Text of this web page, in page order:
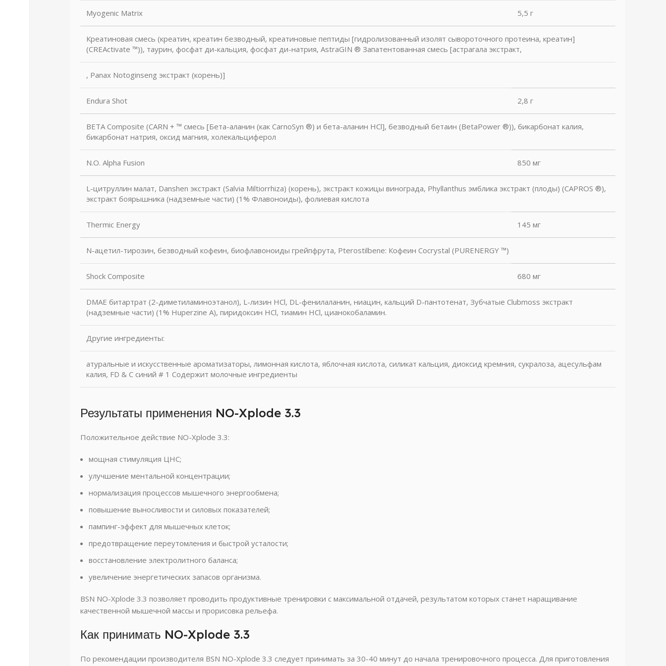
Myogenic Matrix 5,5 г
Креатиновая смесь (креатин, креатин безводный, креатиновые пептиды [гидролизованный изолят сывороточного протеина, креатин]
(CREActivate ™)), таурин, фосфат ди-кальция, фосфат ди-натрия, AstraGIN ® Запатентованная смесь [астрагала экстракт,
, Panax Notoginseng экстракт (корень)]
Endura Shot 2,8 г
BETA Composite (CARN + ™ смесь [Бета-аланин (как CarnoSyn ®) и бета-аланин HCl], безводный бетаин (BetaPower ®)), бикарбонат калия,
бикарбонат натрия, оксид магния, холекальциферол
N.O. Alpha Fusion 850 мг
L-цитруллин малат, Danshen экстракт (Salvia Miltiorrhiza) (корень), экстракт кожицы винограда, Phyllanthus эмблика экстракт (плоды) (CAPROS ®),
экстракт боярышника (надземные части) (1% Флавоноиды), фолиевая кислота
Thermic Energy 145 мг
N-ацетил-тирозин, безводный кофеин, биофлавоноиды грейпфрута, Pterostilbene: Кофеин Cocrystal (PURENERGY ™)
Shock Composite 680 мг
DMAE битартрат (2-диметиламиноэтанол), L-лизин HCl, DL-фенилаланин, ниацин, кальций D-пантотенат, Зубчатые Clubmoss экстракт
(надземные части) (1% Huperzine A), пиридоксин HCl, тиамин HCl, цианокобаламин.
Другие ингредиенты:
атуральные и искусственные ароматизаторы, лимонная кислота, яблочная кислота, силикат кальция, диоксид кремния, сукралоза, ацесульфам
калия, FD & C синий # 1 Содержит молочные ингредиенты
Результаты применения NO-Xplode 3.3
Положительное действие NO-Xplode 3.3:
мощная стимуляция ЦНС;
улучшение ментальной концентрации;
нормализация процессов мышечного энергообмена;
повышение выносливости и силовых показателей;
пампинг-эффект для мышечных клеток;
предотвращение переутомления и быстрой усталости;
восстановление электролитного баланса;
увеличение энергетических запасов организма.
BSN NO-Xplode 3.3 позволяет проводить продуктивные тренировки с максимальной отдачей, результатом которых станет наращивание
качественной мышечной массы и прорисовка рельефа.
Как принимать NO-Xplode 3.3
По рекомендации производителя BSN NO-Xplode 3.3 следует принимать за 30-40 минут до начала тренировочного процесса. Для приготовления